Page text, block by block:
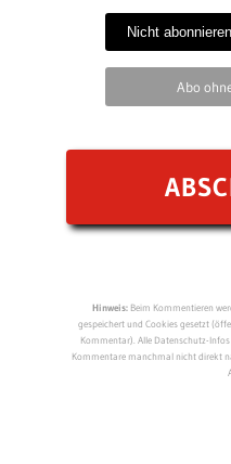
Abo
Hinweis:Beim Kommentieren
gespeichert und Cookies gesetzt
Kommentar). Alle Datenschutz-
Kommentare manchmal nicht direkt